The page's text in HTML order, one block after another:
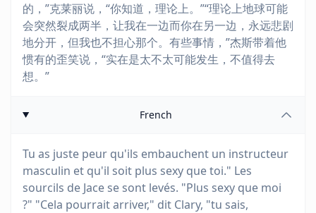
的，”克莱丽说，“你知道，理论上。”“理论上地球可能
会突然裂成两半，让我在一边而你在另一边，永远悲剧
地分开，但我也不担心那个。有些事情，”杰斯带着他
惯有的歪笑说，“实在是太不太可能发生，不值得去
想。”
French
Tu as juste peur qu'ils embauchent un instructeur
masculin et qu'il soit plus sexy que toi." Les
sourcils de Jace se sont levés. "Plus sexy que moi
?" "Cela pourrait arriver," dit Clary, "tu sais,